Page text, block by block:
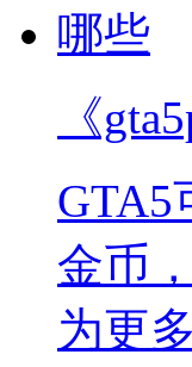
《
GTA5
金币
为更